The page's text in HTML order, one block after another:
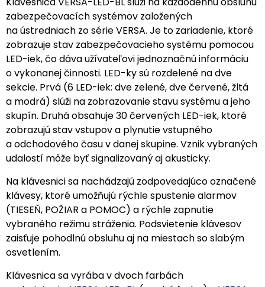
zabezpečovacích systémov založených
na ústredniach zo série VERSA. Je to zariadenie, ktoré
zobrazuje stav zabezpečovacieho systému pomocou
LED-iek, čo dáva užívateľovi jednoznačnú informáciu
o vykonanej činnosti. LED-ky sú rozdelené na dve
sekcie. Prvá (6 LED-iek: dve zelené, dve červené, žltá
a modrá) slúži na zobrazovanie stavu systému a jeho
skupín. Druhá obsahuje 30 červených LED-iek, ktoré
zobrazujú stav vstupov a plynutie vstupného
a odchodového času v danej skupine. Vznik vybraných
udalostí môže byť signalizovaný aj akusticky.
Na klávesnici sa nachádzajú zodpovedajúco označené
klávesy, ktoré umožňujú rýchle spustenie alarmov
(TIESEŇ, POŽIAR a POMOC) a rýchle zapnutie
vybraného režimu stráženia. Podsvietenie klávesov
zaisťuje pohodlnú obsluhu aj na miestach so slabým
osvetlením.
Klávesnica sa vyrába v dvoch farbách